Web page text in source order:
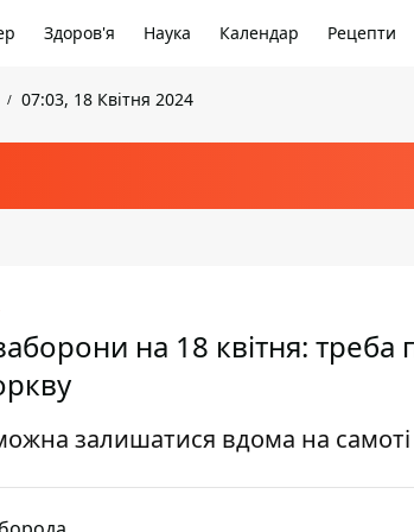
Здоров'я Наука Календар Рецепти
07:03, 18 Квітня 2024
на 18 квітня:
залишатися вдома на самоті